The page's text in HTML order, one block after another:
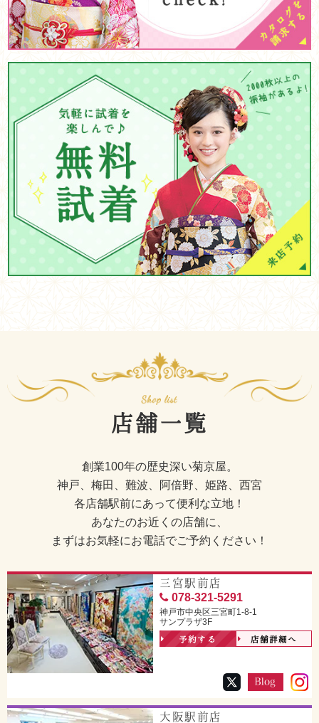
店舗一覧
創業100年の歴史深い菊京屋。
神戸、梅田、難波、阿倍野、姫路、西宮
各店舗駅前にあって便利な立地！
あなたのお近くの店舗に、
まずはお気軽にお電話でご予約ください！
三宮駅前店
078-321-5291
神戸市中央区三宮町1-8-1
サンプラザ3F
予約する 店舗詳細へ
大阪駅前店